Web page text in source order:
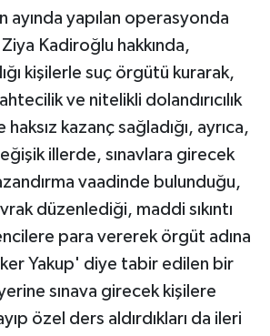
ayında yapılan operasyonda
Kadiroğlu hakkında,
kişilerle suç örgütü kurarak,
ve nitelikli dolandırıcılık
kazanç sağladığı, ayrıca,
illerde, sınavlara girecek
vaadinde bulunduğu,
düzenlediği, maddi sıkıntı
para vererek örgüt adına
Yakup' diye tabir edilen bir
sınava girecek kişilere
özel ders aldırdıkları da ileri